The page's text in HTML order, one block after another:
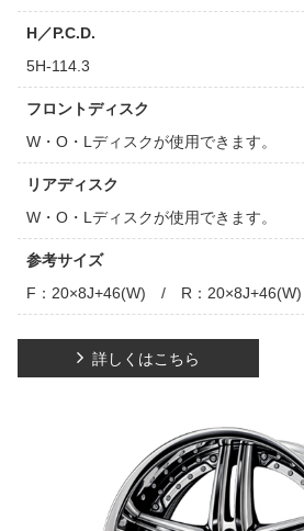
H／P.C.D.
5H-114.3
フロントディスク
W・O・Lディスクが使用できます。
リアディスク
W・O・Lディスクが使用できます。
参考サイズ
F：20×8J+46(W) / R：20×8J+46(W)
詳しくはこちら